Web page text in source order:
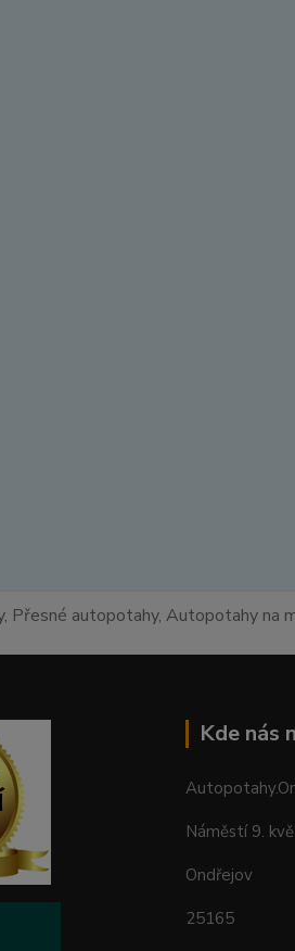
autopotahy, Autopotahy
Kde nás
Náměstí 9.
Ondřejov
25165